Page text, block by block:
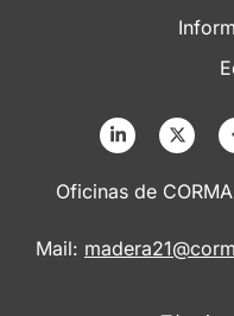
Oficinas de
Mail: